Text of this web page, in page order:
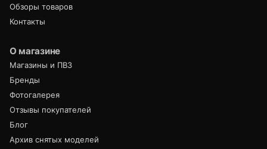
Обзоры товаров
Контакты
О магазине
Магазины и ПВЗ
Бренды
Фотогалерея
Отзывы покупателей
Блог
Архив снятых моделей